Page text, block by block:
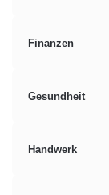
Finanzen
Gesundheit
Handwerk